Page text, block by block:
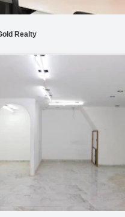
Realty